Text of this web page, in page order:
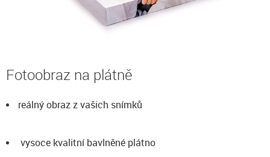
Fotoobraz na plátně
reálný obraz z vašich snímků
vysoce kvalitní bavlněné plátno